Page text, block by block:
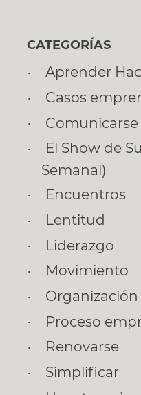
CATEGORÍAS
Aprender
Casos
Comunicarse
El Show de
Semanal)
Encuentros
Lentitud
Liderazgo
Movimiento
Proceso
Renovarse
Simplificar